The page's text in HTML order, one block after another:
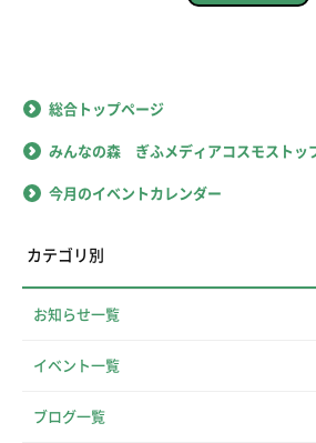
総合トップページ
みんなの森 ぎふメディアコスモストッ
今月のイベントカレンダー
カテゴリ別
お知らせ一覧
イベント一覧
ブログ一覧